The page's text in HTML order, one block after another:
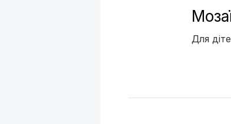
Для